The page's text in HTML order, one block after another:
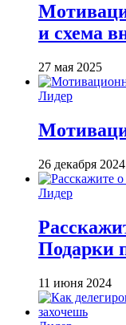
и схема
27 мая 2025
Лидер
26 декабря 2024
Лидер
Подарки
11 июня 2024